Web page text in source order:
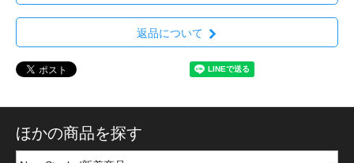
返品について
ほかの商品を探す